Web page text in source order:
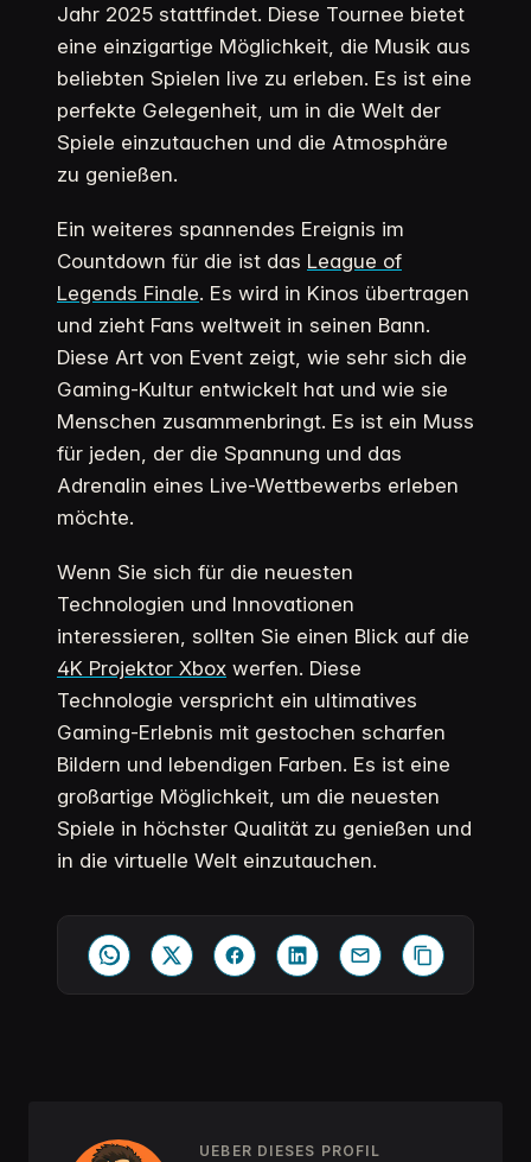
Jahr 2025 stattfindet. Diese Tournee bietet
eine einzigartige Möglichkeit, die Musik aus
beliebten Spielen live zu erleben. Es ist eine
perfekte Gelegenheit, um in die Welt der
Spiele einzutauchen und die Atmosphäre
zu genießen.
Ein weiteres spannendes Ereignis im
Countdown für die ist das League of
Legends Finale. Es wird in Kinos übertragen
und zieht Fans weltweit in seinen Bann.
Diese Art von Event zeigt, wie sehr sich die
Gaming-Kultur entwickelt hat und wie sie
Menschen zusammenbringt. Es ist ein Muss
für jeden, der die Spannung und das
Adrenalin eines Live-Wettbewerbs erleben
möchte.
Wenn Sie sich für die neuesten
Technologien und Innovationen
interessieren, sollten Sie einen Blick auf die
4K Projektor Xbox werfen. Diese
Technologie verspricht ein ultimatives
Gaming-Erlebnis mit gestochen scharfen
Bildern und lebendigen Farben. Es ist eine
großartige Möglichkeit, um die neuesten
Spiele in höchster Qualität zu genießen und
in die virtuelle Welt einzutauchen.
UEBER DIESES PROFIL